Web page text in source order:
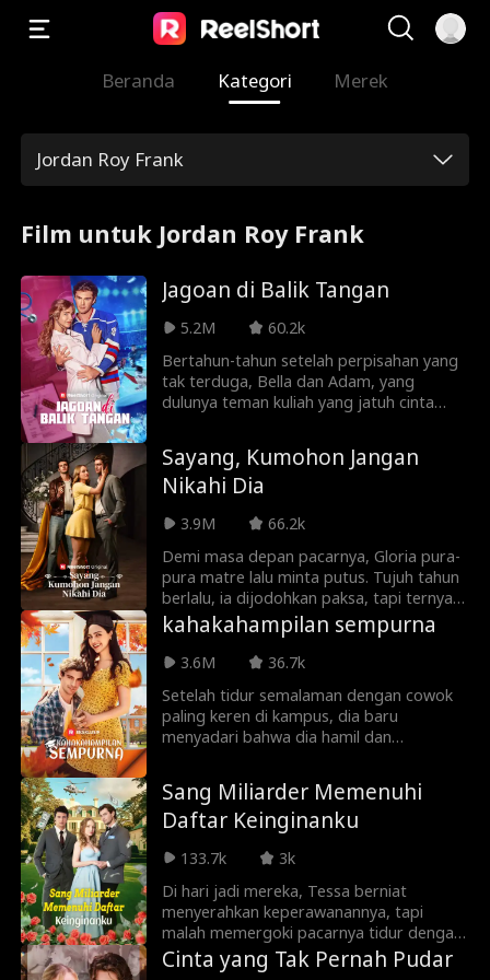
Beranda Kategori Merek
Jordan Roy Frank
Film untuk Jordan Roy Frank
Jagoan di Balik Tangan
5.2M
60.2k
Bertahun-tahun setelah perpisahan yang
tak terduga, Bella dan Adam, yang
dulunya teman kuliah yang jatuh cinta
bersatu kembali. Bella, yang kini telah
menjadi dokter yang sukses, terkejut
ketika Adam, cinta pertamanya yang juga
kantornya untuk mencari bantuan. Saat
perasaan lama muncul kembali, takdir
mengikat mereka dalam hubungan
kontrak. Cinta mereka yang belum selesai
pun mendapat kesempatan kedua. Seiring
berjalannya hari, percikan cinta antara
Bella dan Adam tumbuh makin kuat,
tetapi keduanya harus memutuskan
apakah kesempatan kedua ini akan
mampu mengubah cinta mereka yang
telah lama terpendam menjadi cinta yang
Sayang, Kumohon Jangan
Nikahi Dia
3.9M
66.2k
Demi masa depan pacarnya, Gloria pura-
pura matre lalu minta putus. Tujuh tahun
berlalu, ia dijodohkan paksa, tapi ternyata
paman tunangannya adalah sang mantan
yang kini sudah sukses. Saat cinta lama
bersemi kembali dan segala
kembali menyatukan mereka.
kahakahampilan sempurna
3.6M
36.7k
Setelah tidur semalaman dengan cowok
paling keren di kampus, dia baru
menyadari bahwa dia hamil dan
bayinya. Namun, apakah rahasia ini bisa
ditutupi selamanya?
Sang Miliarder Memenuhi
Daftar Keinginanku
133.7k
3k
Di hari jadi mereka, Tessa berniat
menyerahkan keperawanannya, tapi
malah memergoki pacarnya tidur dengan
sepupunya. Kariernya pun tak kalah
hancur; bosnya yang toksik sering
Cinta yang Tak Pernah Pudar